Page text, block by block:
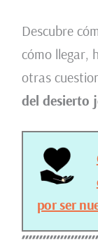
Descubre
cómo llegar,
otras
del desierto
por ser